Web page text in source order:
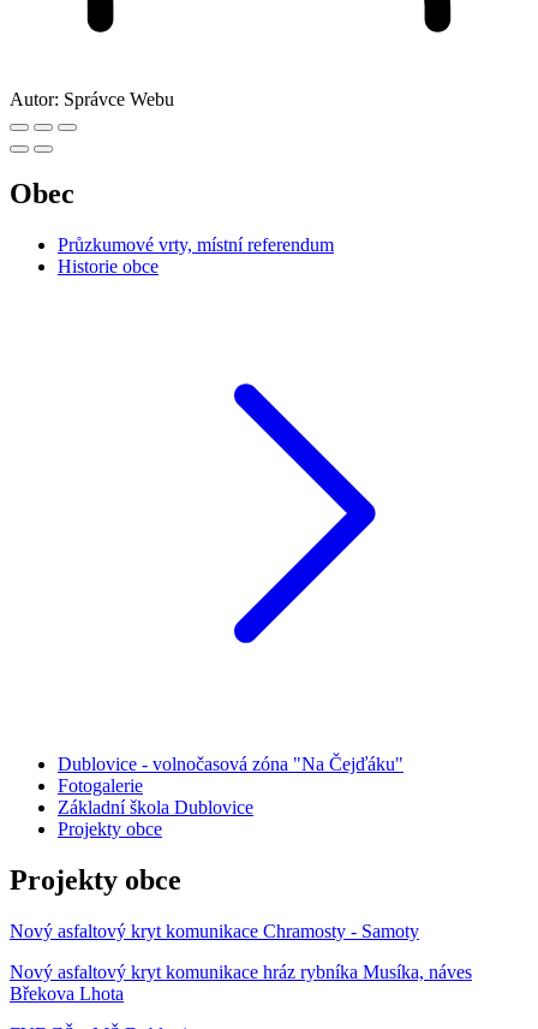
Autor: Správce Webu
Obec
Průzkumové vrty, místní referendum
Historie obce
Dublovice - volnočasová zóna "Na Čejďáku"
Fotogalerie
Základní škola Dublovice
Projekty obce
Projekty obce
Nový asfaltový kryt komunikace Chramosty - Samoty
Nový asfaltový kryt komunikace hráz rybníka Musíka, náves
Břekova Lhota